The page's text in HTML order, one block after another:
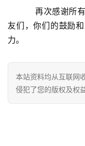
中
动
画
再次感谢所有
友们，你们的鼓励
力。
本站资料均从互联网
侵犯了您的版权及权